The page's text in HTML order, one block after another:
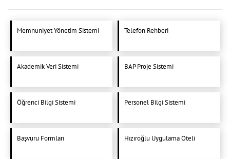
Memnuniyet Yönetim Sistemi Telefon Rehberi
Akademik Veri Sistemi BAP Proje Sistemi
Öğrenci Bilgi Sistemi Personel Bilgi Sistemi
Başvuru Formları Hızıroğlu Uygulama Oteli